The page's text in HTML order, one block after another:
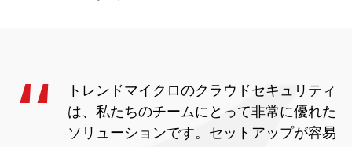
トレンドマイクロのクラウドセキュリティ
は、私たちのチームにとって非常に優れた
ソリューションです。セットアップが容易